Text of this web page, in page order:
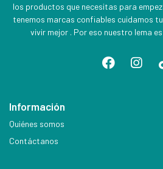
los productos que necesitas para
tenemos marcas confiables cuidamos
vivir mejor . Por eso nuestro lema es
Información
Quiénes somos
Contáctanos